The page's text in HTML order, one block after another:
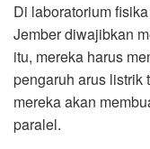
Di laboratorium
Jember diwajibkan
itu, mereka harus
pengaruh arus listrik
mereka akan
paralel.